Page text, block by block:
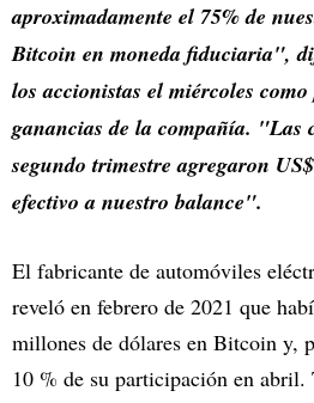
aproximadamente el 75% de
Bitcoin en moneda fiduciaria",
los accionistas el miércoles
ganancias de la compañía. "Las
segundo trimestre agregaron
efectivo a nuestro balance".
El fabricante de automóviles
reveló en febrero de 2021 que
millones de dólares en Bitcoin y,
10 % de su participación en abril.